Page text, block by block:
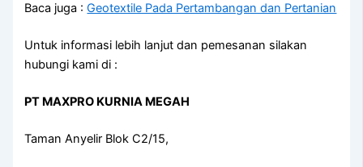
Baca juga :Geotextile Pada Pertambangan dan Pertanian
Untuk informasi lebih lanjut dan pemesanan silakan
hubungi kami di :
PT MAXPRO KURNIA MEGAH
Taman Anyelir Blok C2/15,